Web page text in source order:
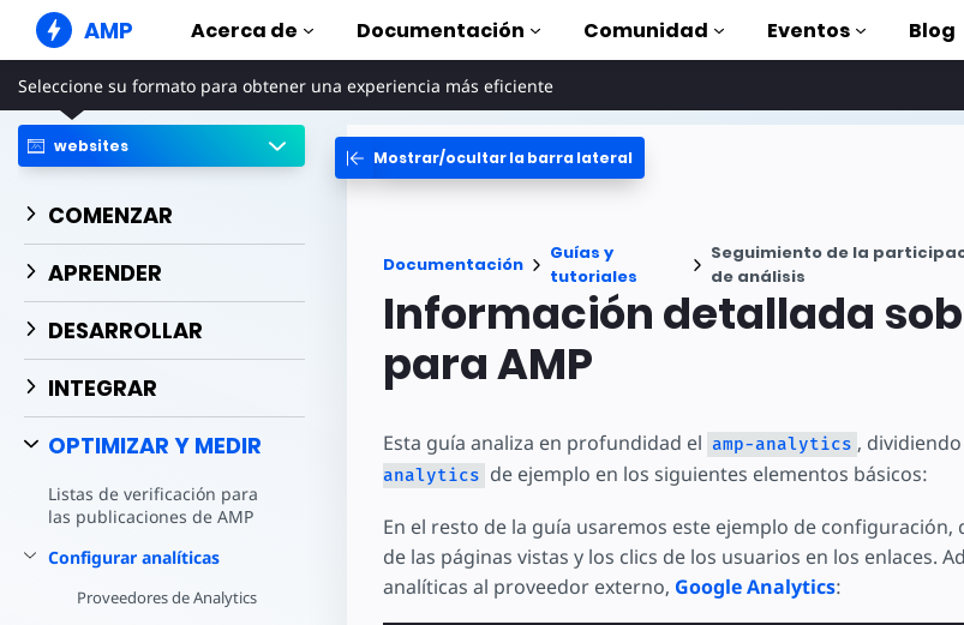
AMP Acerca de
Sitios web de AMP
Cree experiencias web perfectas
Web Stories
Historias agradables para todo el
Anuncios AMP
Anuncios súper rápidos en la web
Correo electrónico de
Correo electrónico de última
Documentación
Guías y tutoriales
Comience a utilizar AMP
La biblioteca completa de AMP
Ejemplos
Hands-on introduction to AMP
Cursos
Aprenda AMP con cursos
Plantillas
Listas para usarse
Herramientas
Comience a crear
Comunidad Eventos Blog
Seleccione su formato para obtener una experiencia más eficiente
websites
COMENZAR
APRENDER
DESARROLLAR
INTEGRAR
OPTIMIZAR Y MEDIR
Listas de verificación para
las publicaciones de AMP
Configurar analíticas
Proveedores de Analytics
Mostrar/ocultar la barra lateral
Documentación
Guías y
tutoriales
Seguimiento de la
de análisis
Información detallada
para AMP
Esta guía analiza en profundidad el amp-analytics ,
analytics de ejemplo en los siguientes elementos básicos:
En el resto de la guía usaremos este ejemplo de
de las páginas vistas y los clics de los usuarios en los enlaces.
analíticas al proveedor externo, Google Analytics: